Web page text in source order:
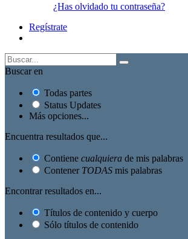
¿Has olvidado tu contraseña?
Regístrate
Buscar en
Todas partes
Status Updates
Más opciones...
Encuentra resultados que...
Contiene cualquiera de mis palabras
Contener TODAS mis palabras
Encontrar resultados en...
Títulos de contenido y cuerpo
Sólo títulos de contenido